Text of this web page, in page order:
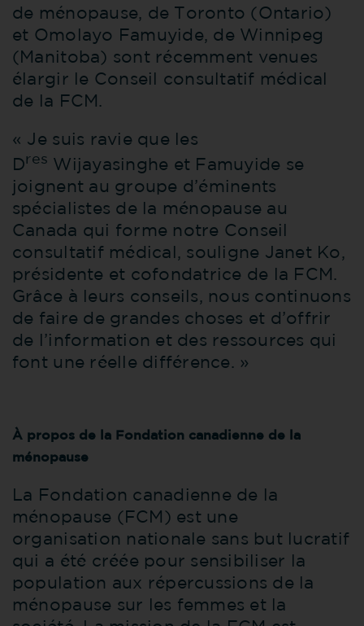
de ménopause, de Toronto (Ontario)
et Omolayo Famuyide, de Winnipeg
(Manitoba) sont récemment venues
élargir le Conseil consultatif médical
de la FCM.
« Je suis ravie que les
Dres Wijayasinghe et Famuyide se
joignent au groupe d’éminents
spécialistes de la ménopause au
Canada qui forme notre Conseil
consultatif médical, souligne Janet Ko,
présidente et cofondatrice de la FCM.
Grâce à leurs conseils, nous continuons
de faire de grandes choses et d’offrir
de l’information et des ressources qui
font une réelle différence. »
À propos de la Fondation canadienne de la
ménopause
La Fondation canadienne de la
ménopause (FCM) est une
organisation nationale sans but lucratif
qui a été créée pour sensibiliser la
population aux répercussions de la
ménopause sur les femmes et la